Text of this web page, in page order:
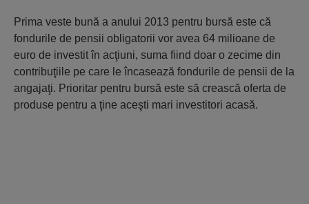
Prima veste bună a anului 2013 pentru bursă este că
fondurile de pensii obligatorii vor avea 64 milioane de
euro de investit în acţiuni, suma fiind doar o zecime din
contribuţiile pe care le încasează fondurile de pensii de la
angajaţi. Prioritar pentru bursă este să crească oferta de
produse pentru a ţine aceşti mari investitori acasă.